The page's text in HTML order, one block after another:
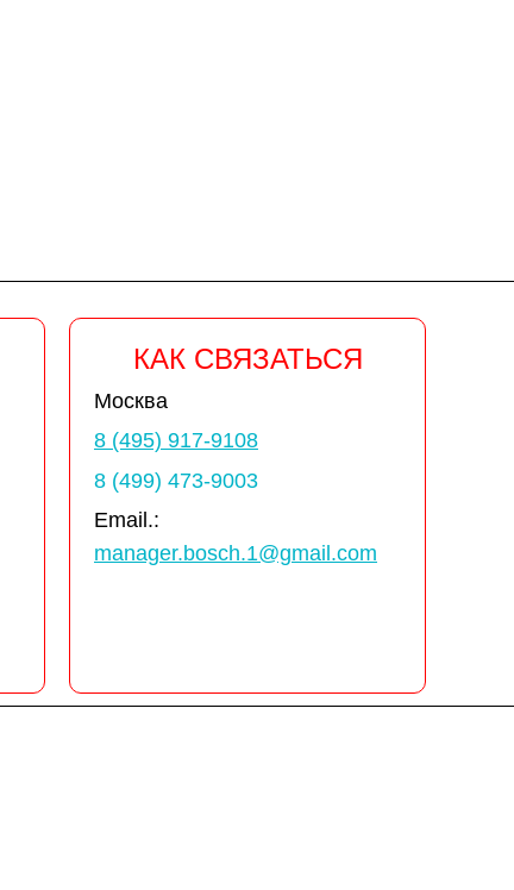
КАК СВЯЗАТЬСЯ
Москва
8 (495) 917-9108
8 (499) 473-9003
Email.:
manager.bosch.1@gmail.com